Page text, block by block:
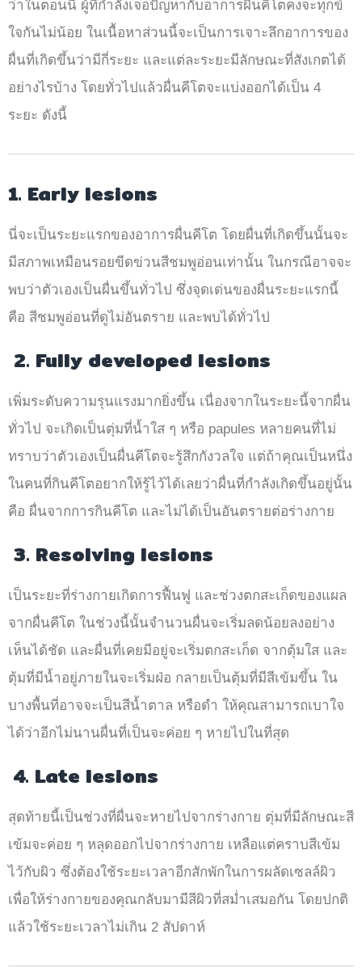
ว่าในตอนนี้ ผู้ที่กำลังเจอปัญหากับอาการผื่นคีโตคงจะทุกข์
ใจกันไม่น้อย ในเนื้อหาส่วนนี้จะเป็นการเจาะลึกอาการของ
ผื่นที่เกิดขึ้นว่ามีกี่ระยะ และแต่ละระยะมีลักษณะที่สังเกตได้
อย่างไรบ้าง โดยทั่วไปแล้วผื่นคีโตจะแบ่งออกได้เป็น 4
ระยะ ดังนี้
1. Early lesions
นี่จะเป็นระยะแรกของอาการผื่นคีโต โดยผื่นที่เกิดขึ้นนั้นจะ
มีสภาพเหมือนรอยขีดข่วนสีชมพูอ่อนเท่านั้น ในกรณีอาจจะ
พบว่าตัวเองเป็นผื่นขึ้นทั่วไป ซึ่งจุดเด่นของผื่นระยะแรกนี้
คือ สีชมพูอ่อนที่ดูไม่อันตราย และพบได้ทั่วไป
2. Fully developed lesions
เพิ่มระดับความรุนแรงมากยิ่งขึ้น เนื่องจากในระยะนี้จากผื่น
ทั่วไป จะเกิดเป็นตุ่มที่น้ำใส ๆ หรือ papules หลายคนที่ไม่
ทราบว่าตัวเองเป็นผื่นคีโตจะรู้สึกกังวลใจ แต่ถ้าคุณเป็นหนึ่ง
ในคนที่กินคีโตอยากให้รู้ไว้ได้เลยว่าผื่นที่กำลังเกิดขึ้นอยู่นั้น
คือ ผื่นจากการกินคีโต และไม่ได้เป็นอันตรายต่อร่างกาย
3. Resolving lesions
เป็นระยะที่ร่างกายเกิดการฟื้นฟู และช่วงตกสะเก็ดของแผล
จากผื่นคีโต ในช่วงนี้นั้นจำนวนผื่นจะเริ่มลดน้อยลงอย่าง
เห็นได้ชัด และผื่นที่เคยมีอยู่จะเริ่มตกสะเก็ด จากตุ้มใส และ
ตุ้มที่มีน้ำอยู่ภายในจะเริ่มฝ่อ กลายเป็นตุ้มที่มีสีเข้มขึ้น ใน
บางพื้นที่อาจจะเป็นสีน้ำตาล หรือดำ ให้คุณสามารถเบาใจ
ได้ว่าอีกไม่นานผื่นที่เป็นจะค่อย ๆ หายไปในที่สุด
4. Late lesions
สุดท้ายนี้เป็นช่วงที่ผื่นจะหายไปจากร่างกาย ตุ่มที่มีลักษณะสี
เข้มจะค่อย ๆ หลุดออกไปจากร่างกาย เหลือแต่คราบสีเข้ม
ไว้กับผิว ซึ่งต้องใช้ระยะเวลาอีกสักพักในการผลัดเซลล์ผิว
เพื่อให้ร่างกายของคุณกลับมามีสีผิวที่สม่ำเสมอกัน โดยปกติ
แล้วใช้ระยะเวลาไม่เกิน 2 สัปดาห์